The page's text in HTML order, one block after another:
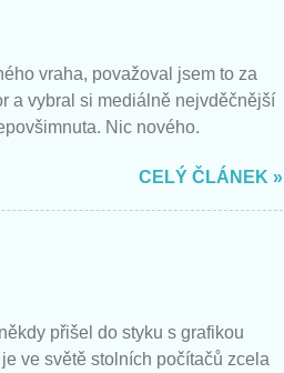
vraha, považoval jsem to za
a vybral si mediálně nejvděčnější
Nic nového.
CELÝ ČLÁNEK »
přišel do styku s grafikou
ve světě stolních počítačů zcela